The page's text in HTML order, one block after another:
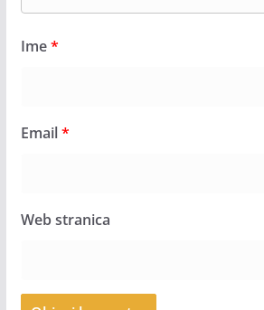
Ime*
Email*
Web stranica